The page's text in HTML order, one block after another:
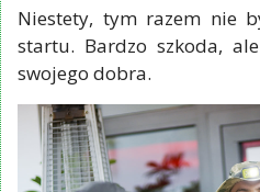
Niestety, tym razem nie
startu. Bardzo szkoda,
swojego dobra.